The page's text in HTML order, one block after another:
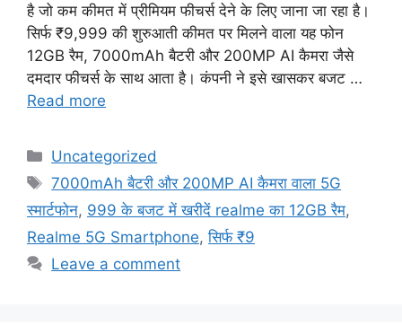
है जो कम कीमत में प्रीमियम फीचर्स देने के लिए जाना जा रहा है।
सिर्फ ₹9,999 की शुरुआती कीमत पर मिलने वाला यह फोन
12GB रैम, 7000mAh बैटरी और 200MP AI कैमरा जैसे
दमदार फीचर्स के साथ आता है। कंपनी ने इसे खासकर बजट …
Read more
Categories
Uncategorized
Tags
7000mAh बैटरी और 200MP AI कैमरा वाला 5G
स्मार्टफोन, 999 के बजट में खरीदें realme का 12GB रैम,
Realme 5G Smartphone,सिर्फ ₹9
Leave a comment